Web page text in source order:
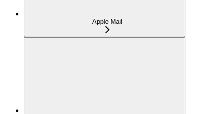
Apple Mail